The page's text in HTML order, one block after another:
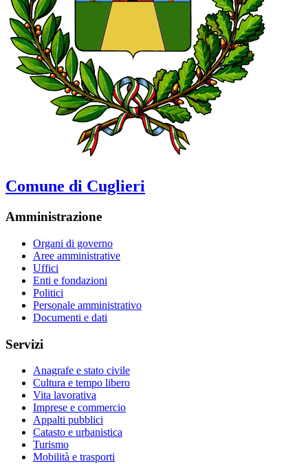
Comune di Cuglieri
Amministrazione
Organi di governo
Aree amministrative
Uffici
Enti e fondazioni
Politici
Personale amministrativo
Documenti e dati
Servizi
Anagrafe e stato civile
Cultura e tempo libero
Vita lavorativa
Imprese e commercio
Appalti pubblici
Catasto e urbanistica
Turismo
Mobilità e trasporti